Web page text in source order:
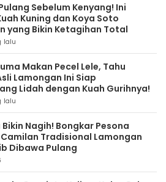
Sebelum Kenyang! Ini
Kuning dan Koya Soto
yang Bikin Ketagihan Total
lalu
Makan Pecel Lele, Tahu
Lamongan Ini Siap
Lidah dengan Kuah Gurihnya!
lalu
Nagih! Bongkar Pesona
Tradisional Lamongan
Dibawa Pulang